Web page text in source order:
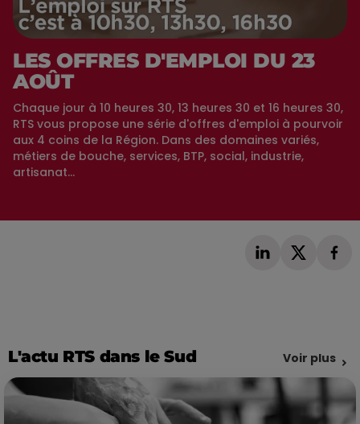
LES OFFRES D'EMPLOI DU 23
AOÛT
Chaque jour à 10 heures 30, 13 heures 30 et 16 heures 30,
RTS vous propose une série d'offres d'emploi à pourvoir
aux 4 coins de la Région. Dans des domaines variés,
métiers de bouche, services, BTP, social, industrie,
artisanat...
L'actu RTS dans le Sud Voir plus